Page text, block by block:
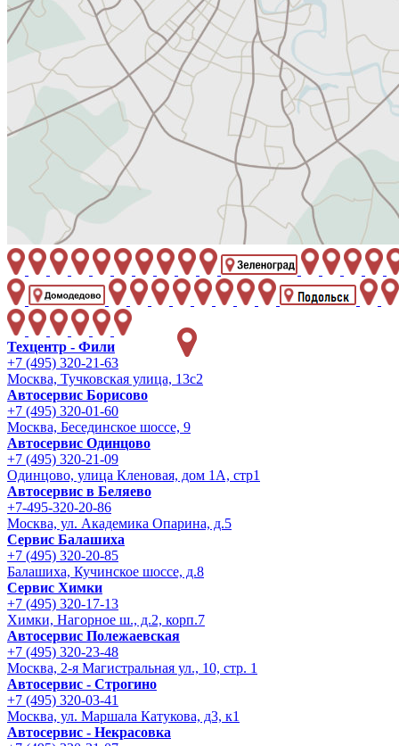
Техцентр - Фили
+7 (495) 320-21-63
Москва, Тучковская улица, 13с2
Автосервис Борисово
+7 (495) 320-01-60
Москва, Бесединское шоссе, 9
Автосервис Одинцово
+7 (495) 320-21-09
Одинцово, улица Кленовая, дом 1А, стр1
Автосервис в Беляево
+7-495-320-20-86
Москва, ул. Академика Опарина, д.5
Сервис Балашиха
+7 (495) 320-20-85
Балашиха, Кучинское шоссе, д.8
Сервис Химки
+7 (495) 320-17-13
Химки, Нагорное ш., д.2, корп.7
Автосервис Полежаевская
+7 (495) 320-23-48
Москва, 2-я Магистральная ул., 10, стр. 1
Автосервис - Строгино
+7 (495) 320-03-41
Москва, ул. Маршала Катукова, д3, к1
Автосервис - Некрасовка